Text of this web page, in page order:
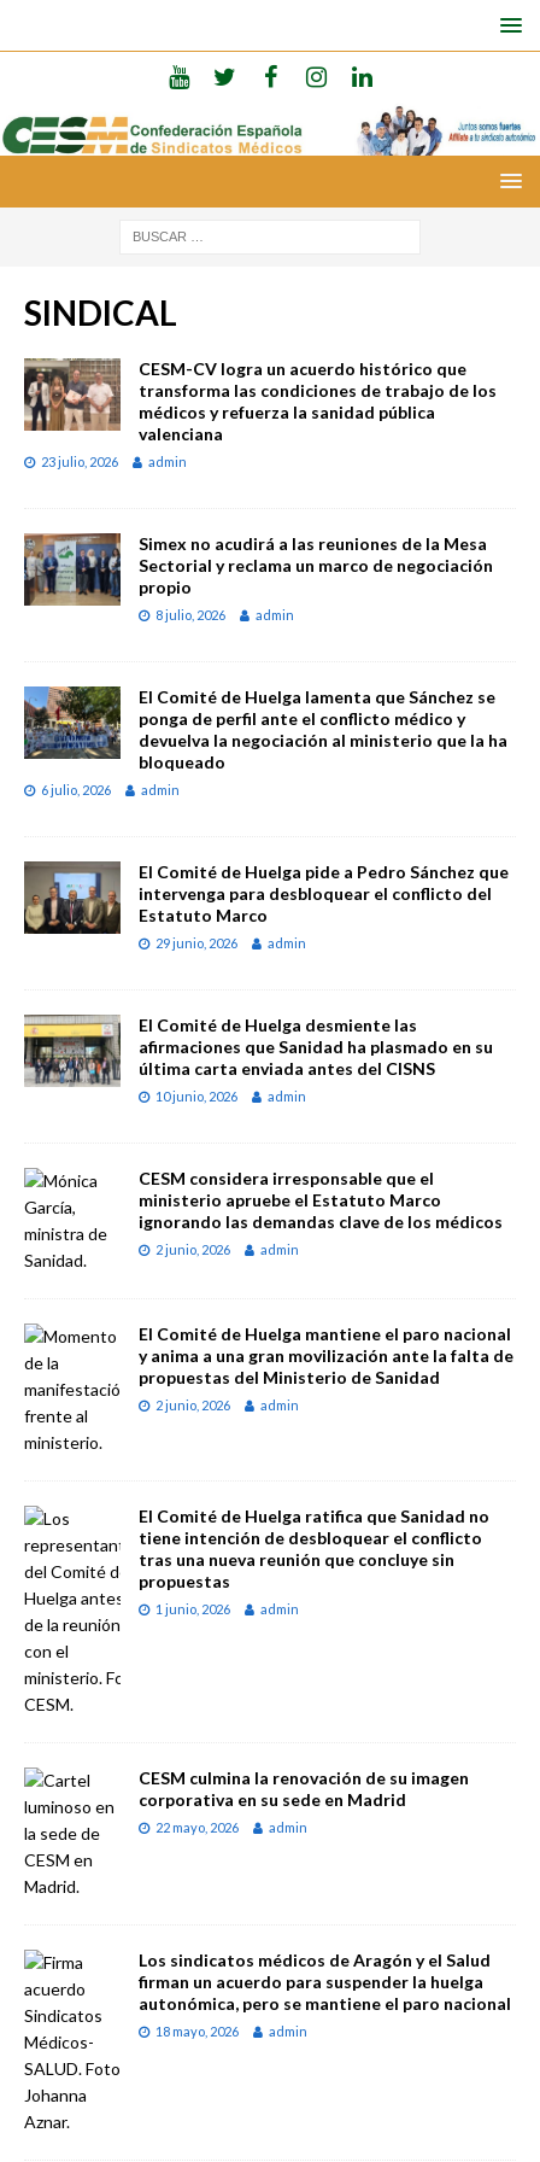
SINDICAL
CESM-CV logra un acuerdo histórico que
transforma las condiciones de trabajo de los
médicos y refuerza la sanidad pública
valenciana
23 julio, 2026 admin
Simex no acudirá a las reuniones de la Mesa
Sectorial y reclama un marco de negociación
propio
8 julio, 2026 admin
El Comité de Huelga lamenta que Sánchez se
ponga de perfil ante el conflicto médico y
devuelva la negociación al ministerio que la ha
bloqueado
6 julio, 2026 admin
El Comité de Huelga pide a Pedro Sánchez que
intervenga para desbloquear el conflicto del
Estatuto Marco
29 junio, 2026 admin
El Comité de Huelga desmiente las
afirmaciones que Sanidad ha plasmado en su
última carta enviada antes del CISNS
10 junio, 2026 admin
CESM considera irresponsable que el
ministerio apruebe el Estatuto Marco
ignorando las demandas clave de los médicos
2 junio, 2026 admin
El Comité de Huelga mantiene el paro nacional
y anima a una gran movilización ante la falta de
propuestas del Ministerio de Sanidad
2 junio, 2026 admin
El Comité de Huelga ratifica que Sanidad no
tiene intención de desbloquear el conflicto
tras una nueva reunión que concluye sin
propuestas
1 junio, 2026 admin
CESM culmina la renovación de su imagen
corporativa en su sede en Madrid
22 mayo, 2026 admin
Los sindicatos médicos de Aragón y el Salud
firman un acuerdo para suspender la huelga
autonómica, pero se mantiene el paro nacional
18 mayo, 2026 admin